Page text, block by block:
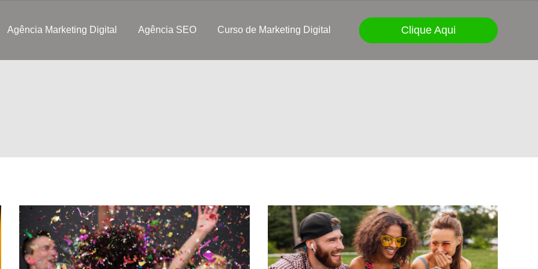
Agência Marketing Digital Agência SEO Curso de Marketing Digital Clique Aqui